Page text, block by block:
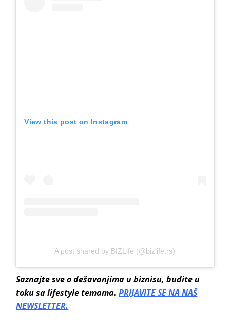
View this post on Instagram
A post shared by BIZLife (@bizlife.rs)
Saznajte sve o dešavanjima u biznisu, budite u
toku sa lifestyle temama.PRIJAVITE SE NA NAŠ
NEWSLETTER.